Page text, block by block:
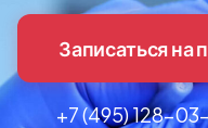
Записаться на
+7 (495) 128-